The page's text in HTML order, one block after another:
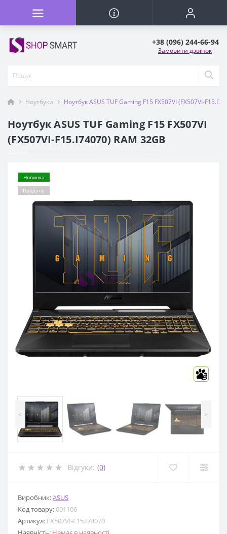
+38 (096) 244-66-94
Замовити дзвінок
Ноутбуки Ноутбук ASUS TUF Gaming F15 FX507VI (FX507VI-
Ноутбук ASUS TUF Gaming F15 FX507VI
(FX507VI-F15.I74070) RAM 32GB
Новинка
Продано
3
< >
Відгуки: (0)
Виробник:ASUS
Код товару:001106
Артикул: FX507VI-F15.I74070